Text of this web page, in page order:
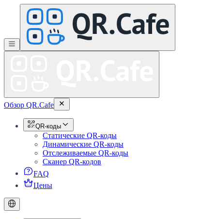
Обзор QR.Cafe
QR-коды
Статические QR-коды
Динамические QR-коды
Отслеживаемые QR-коды
Сканер QR-кодов
FAQ
Цены